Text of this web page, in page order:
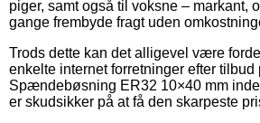
piger, samt også til voksne – markant,
gange frembyde fragt uden
Trods dette kan det alligevel være
enkelte internet forretninger efter tilbud
Spændebøsning ER32 10×40 mm
er skudsikker på at få den skarpeste